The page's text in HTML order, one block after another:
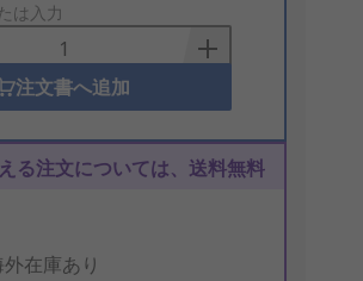
は入力
注文書へ追加
る注文については、送料無料
在庫あり